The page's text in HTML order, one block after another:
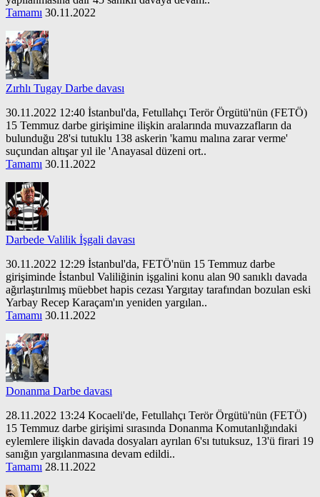
Tamamı 30.11.2022
Zırhlı Tugay Darbe davası
30.11.2022 12:40 İstanbul'da, Fetullahçı Terör Örgütü'nün (FETÖ)
15 Temmuz darbe girişimine ilişkin aralarında muvazzafların da
bulunduğu 28'si tutuklu 138 askerin 'kamu malına zarar verme'
suçundan altışar yıl ile 'Anayasal düzeni ort..
Tamamı 30.11.2022
Darbede Valilik İşgali davası
30.11.2022 12:29 İstanbul'da, FETÖ'nün 15 Temmuz darbe
girişiminde İstanbul Valiliğinin işgalini konu alan 90 sanıklı davada
ağırlaştırılmış müebbet hapis cezası Yargıtay tarafından bozulan eski
Yarbay Recep Karaçam'ın yeniden yargılan..
Tamamı 30.11.2022
Donanma Darbe davası
28.11.2022 13:24 Kocaeli'de, Fetullahçı Terör Örgütü'nün (FETÖ)
15 Temmuz darbe girişimi sırasında Donanma Komutanlığındaki
eylemlere ilişkin davada dosyaları ayrılan 6'sı tutuksuz, 13'ü firari 19
sanığın yargılanmasına devam edildi..
Tamamı 28.11.2022